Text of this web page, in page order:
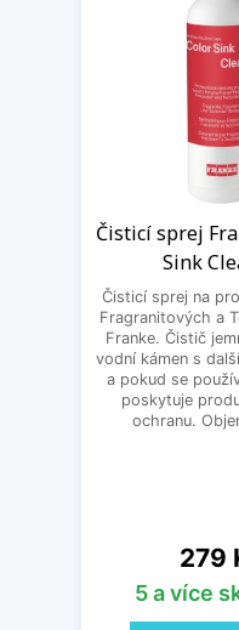
Čisticí sprej
Sink
Čisticí sprej na
Fragranitových a
Franke. Čistič
vodní kámen s
a pokud se
poskytuje
ochranu.
Cena
279
5 a více